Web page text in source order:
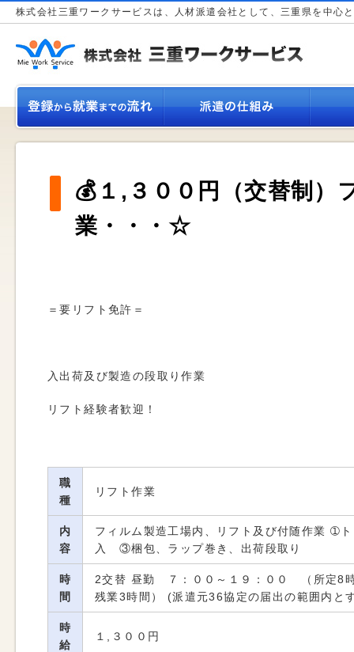
株式会社三重ワークサービスは、人材派遣会社として、三重県を中心
💰１,３００円（交替制）
業・・・☆
＝要リフト免許＝
入出荷及び製造の段取り作業
リフト経験者歓迎！
職
種
リフト作業
内
容
フィルム製造工場内、リフト及び付随作業 ➀
入 ③梱包、ラップ巻き、出荷段取り
時
間
2交替 昼勤 ７：００～１９：００ （所定
残業3時間） (派遣元36協定の届出の範囲内と
時
給
１,３００円